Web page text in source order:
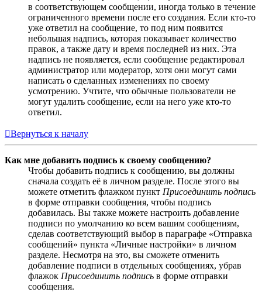
в соответствующем сообщении, иногда только в течение
ограниченного времени после его создания. Если кто-то
уже ответил на сообщение, то под ним появится
небольшая надпись, которая показывает количество
правок, а также дату и время последней из них. Эта
надпись не появляется, если сообщение редактировал
администратор или модератор, хотя они могут сами
написать о сделанных изменениях по своему
усмотрению. Учтите, что обычные пользователи не
могут удалить сообщение, если на него уже кто-то
ответил.
Вернуться к началу
Как мне добавить подпись к своему сообщению?
Чтобы добавить подпись к сообщению, вы должны
сначала создать её в личном разделе. После этого вы
можете отметить флажком пункт Присоединить подпись
в форме отправки сообщения, чтобы подпись
добавилась. Вы также можете настроить добавление
подписи по умолчанию ко всем вашим сообщениям,
сделав соответствующий выбор в параграфе «Отправка
сообщений» пункта «Личные настройки» в личном
разделе. Несмотря на это, вы сможете отменить
добавление подписи в отдельных сообщениях, убрав
флажок Присоединить подпись в форме отправки
сообщения.